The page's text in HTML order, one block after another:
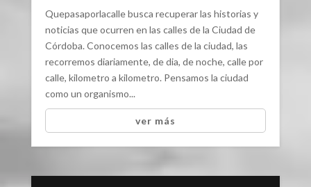
Quepasaporlacalle busca recuperar las historias y
noticias que ocurren en las calles de la Ciudad de
Córdoba. Conocemos las calles de la ciudad, las
recorremos diariamente, de dia, de noche, calle por
calle, kilometro a kilometro. Pensamos la ciudad
como un organismo...
ver más